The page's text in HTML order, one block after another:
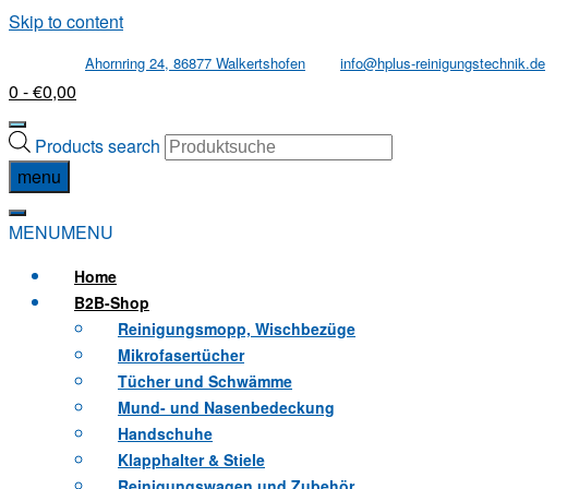
Skip to content
Ahornring 24, 86877 Walkertshofen info@hplus-reinigungstechnik.de
0 - €0,00
Products search
menu
MENUMENU
Home
B2B-Shop
Reinigungsmopp, Wischbezüge
Mikrofasertücher
Tücher und Schwämme
Mund- und Nasenbedeckung
Handschuhe
Klapphalter & Stiele